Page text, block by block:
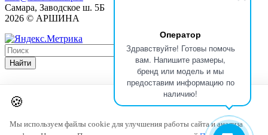
Оператор
Здравствуйте! Готовы помочь
вам. Напишите размеры,
бренд или модель и мы
предоставим информацию по
наличию!
Самара, Заводское ш. 5Б
2026 © АРШИНА
Найти
🍪
Мы используем файлы cookie для улучшения работы сайта и анализа